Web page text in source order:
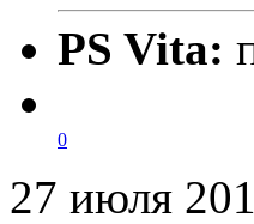
PS Vita:
0
27 июля